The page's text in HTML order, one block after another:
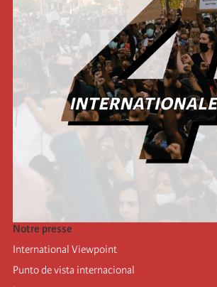
Notre presse
International Viewpoint
Punto de vista internacional